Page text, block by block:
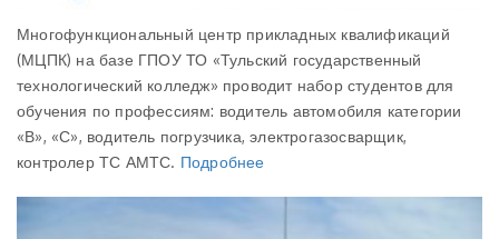
Многофункциональный центр прикладных квалификаций
(МЦПК) на базе ГПОУ ТО «Тульский государственный
технологический колледж» проводит набор студентов для
обучения по профессиям: водитель автомобиля категории
«В», «С», водитель погрузчика, электрогазосварщик,
контролер ТС АМТС. Подробнее